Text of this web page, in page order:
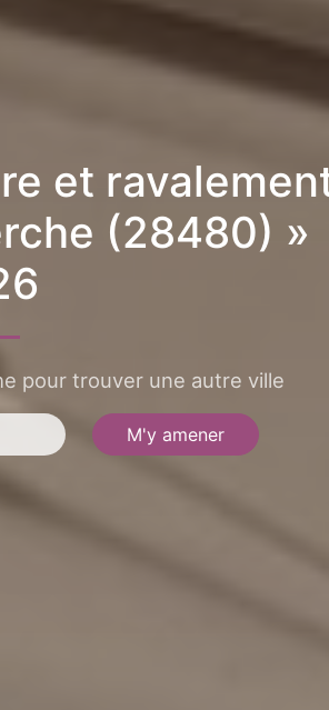
et
(28480) »
pour trouver une autre ville
M'y amener